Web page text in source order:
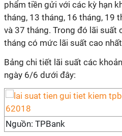
phẩm tiền gửi với các kỳ hạn
tháng, 13 tháng, 16 tháng, 19
và 37 tháng. Trong đó lãi suất
tháng có mức lãi suất cao
Bảng chi tiết lãi suất các
ngày 6/6 dưới đây:
Nguồn: TPBank